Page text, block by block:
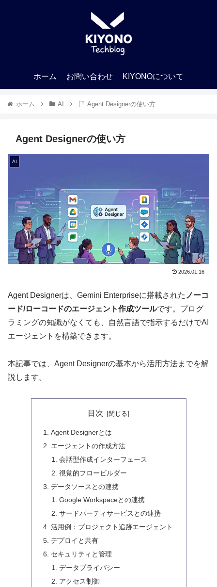
ホーム お問い合わせ KIYONOについて
ホーム AI Agent Designerの使い方
Agent Designerの使い方
AI
2026.01.16
Agent Designerは、Gemini Enterpriseに搭載された ノーコ
ード/ローコードのエージェント作成ツールです。プログ
ラミングの知識がなくても、自然言語で指示するだけでAI
エージェントを構築できます。
本記事では、Agent Designerの基本から活用方法までを解
説します。
目次
Agent Designerとは
エージェントの作成方法
会話型作成インターフェース
視覚的フロービルダー
データソースとの連携
Google Workspaceとの連携
サードパーティサービスとの連携
活用例：プロジェクト追跡エージェント
デプロイと共有
セキュリティと管理
データプライバシー
アクセス制御